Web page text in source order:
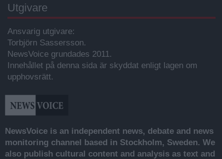
Utgivare
Ansvarig utgivare:
Torbjörn Sassersson.
NewsVoice grundades 2011.
Innehållet på denna sida är skyddat enligt lagen om
upphovsrätt.
NewsVoice is an independent news, debate and news
monitoring channel based in Stockholm, Sweden. We
also publish cultural content and analysis as text and